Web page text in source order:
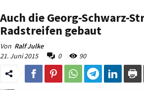
Auch die Georg-Schwarz-
Radstreifen gebaut
Von Ralf Julke
21. Juni 2015
0 90